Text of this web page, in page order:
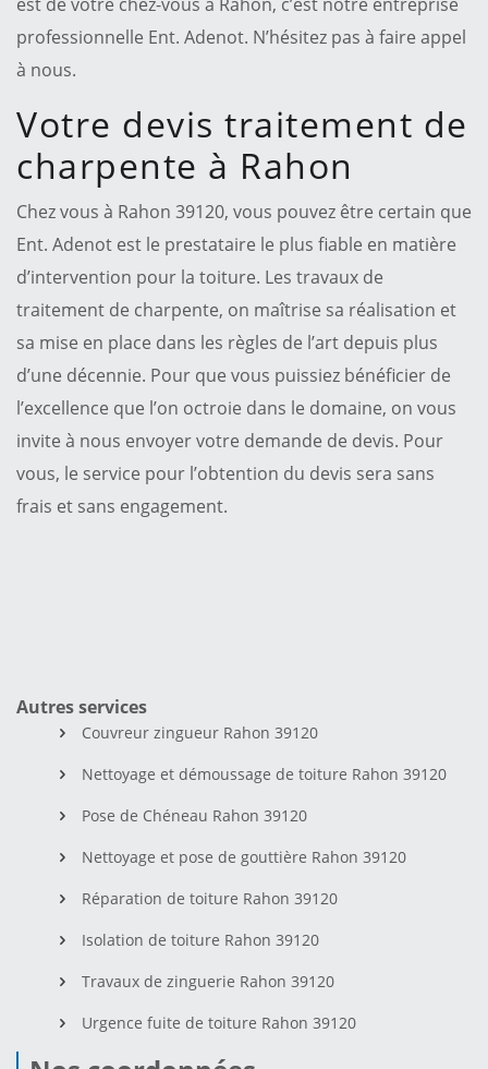
professionnelle Ent. Adenot. N’hésitez pas à faire appel
à nous.
Votre devis traitement de
charpente à Rahon
Chez vous à Rahon 39120, vous pouvez être certain que
Ent. Adenot est le prestataire le plus fiable en matière
d’intervention pour la toiture. Les travaux de
traitement de charpente, on maîtrise sa réalisation et
sa mise en place dans les règles de l’art depuis plus
d’une décennie. Pour que vous puissiez bénéficier de
l’excellence que l’on octroie dans le domaine, on vous
invite à nous envoyer votre demande de devis. Pour
vous, le service pour l’obtention du devis sera sans
frais et sans engagement.
Autres services
Couvreur zingueur Rahon 39120
Nettoyage et démoussage de toiture Rahon 39120
Pose de Chéneau Rahon 39120
Nettoyage et pose de gouttière Rahon 39120
Réparation de toiture Rahon 39120
Isolation de toiture Rahon 39120
Travaux de zinguerie Rahon 39120
Urgence fuite de toiture Rahon 39120